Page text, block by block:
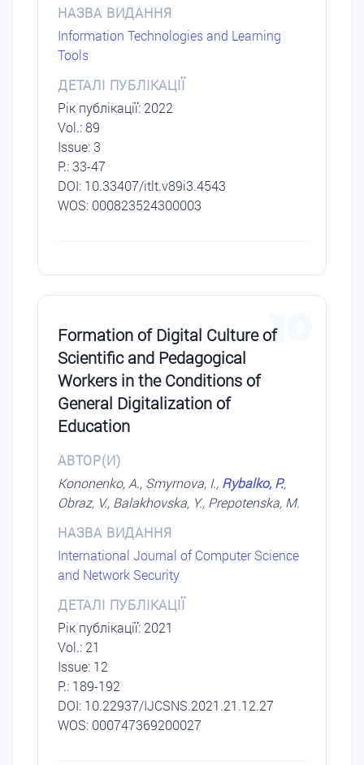
НАЗВА ВИДАННЯ
Information Technologies and Learning
Tools
ДЕТАЛІ ПУБЛІКАЦІЇ
Рік публікації: 2022
Vol.: 89
Issue: 3
P.: 33-47
DОI: 10.33407/itlt.v89i3.4543
WOS: 000823524300003
10
Formation of Digital Culture of
Scientific and Pedagogical
Workers in the Conditions of
General Digitalization of
Education
АВТОР(И)
Kononenko, A., Smyrnova, I., Rybalko, P.,
Obraz, V., Balakhovska, Y., Prepotenska, M.
НАЗВА ВИДАННЯ
International Journal of Computer Science
and Network Security
ДЕТАЛІ ПУБЛІКАЦІЇ
Рік публікації: 2021
Vol.: 21
Issue: 12
P.: 189-192
DОI: 10.22937/IJCSNS.2021.21.12.27
WOS: 000747369200027